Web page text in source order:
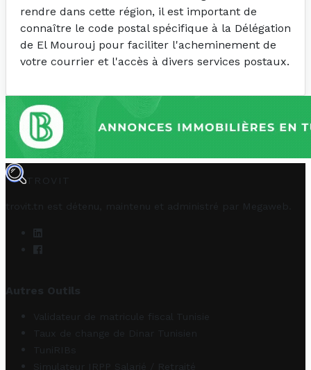
rendre dans cette région, il est important de
connaître le code postal spécifique à la Délégation
de El Mourouj pour faciliter l'acheminement de
votre courrier et l'accès à divers services postaux.
TROVIT
trovit.tn est détenu, maintenu et administré par Megaweb
Autres Outils
Validateur de matricule fiscal Tunisie
Taux de change de Dinar Tunisien
TuniRIBs
Simulateur IRPP Salarié / Retraité